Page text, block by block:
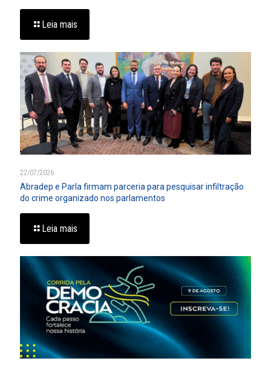
Leia mais
22/07/2026
Abradep e Parla firmam parceria para pesquisar infiltração
do crime organizado nos parlamentos
Leia mais